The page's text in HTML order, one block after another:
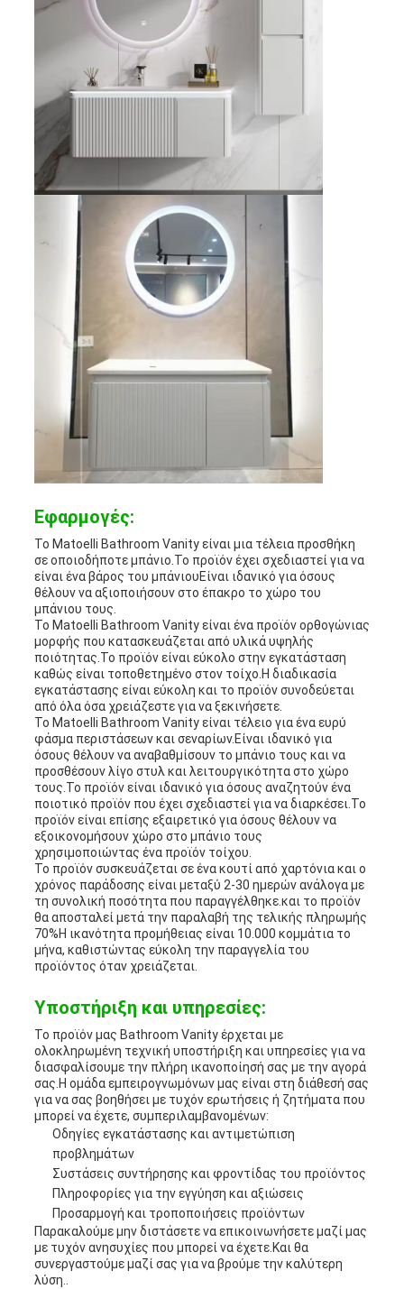
Εφαρμογές:
Το Matoelli Bathroom Vanity είναι μια τέλεια προσθήκη
σε οποιοδήποτε μπάνιο.Το προϊόν έχει σχεδιαστεί για να
είναι ένα βάρος του μπάνιουΕίναι ιδανικό για όσους
θέλουν να αξιοποιήσουν στο έπακρο το χώρο του
μπάνιου τους.
Το Matoelli Bathroom Vanity είναι ένα προϊόν ορθογώνιας
μορφής που κατασκευάζεται από υλικά υψηλής
ποιότητας.Το προϊόν είναι εύκολο στην εγκατάσταση
καθώς είναι τοποθετημένο στον τοίχο.Η διαδικασία
εγκατάστασης είναι εύκολη και το προϊόν συνοδεύεται
από όλα όσα χρειάζεστε για να ξεκινήσετε.
Το Matoelli Bathroom Vanity είναι τέλειο για ένα ευρύ
φάσμα περιστάσεων και σεναρίων.Είναι ιδανικό για
όσους θέλουν να αναβαθμίσουν το μπάνιο τους και να
προσθέσουν λίγο στυλ και λειτουργικότητα στο χώρο
τους.Το προϊόν είναι ιδανικό για όσους αναζητούν ένα
ποιοτικό προϊόν που έχει σχεδιαστεί για να διαρκέσει.Το
προϊόν είναι επίσης εξαιρετικό για όσους θέλουν να
εξοικονομήσουν χώρο στο μπάνιο τους
χρησιμοποιώντας ένα προϊόν τοίχου.
Το προϊόν συσκευάζεται σε ένα κουτί από χαρτόνια και ο
χρόνος παράδοσης είναι μεταξύ 2-30 ημερών ανάλογα με
τη συνολική ποσότητα που παραγγέλθηκε.και το προϊόν
θα αποσταλεί μετά την παραλαβή της τελικής πληρωμής
70%Η ικανότητα προμήθειας είναι 10.000 κομμάτια το
μήνα, καθιστώντας εύκολη την παραγγελία του
προϊόντος όταν χρειάζεται.
Υποστήριξη και υπηρεσίες:
Το προϊόν μας Bathroom Vanity έρχεται με
ολοκληρωμένη τεχνική υποστήριξη και υπηρεσίες για να
διασφαλίσουμε την πλήρη ικανοποίησή σας με την αγορά
σας.Η ομάδα εμπειρογνωμόνων μας είναι στη διάθεσή σας
για να σας βοηθήσει με τυχόν ερωτήσεις ή ζητήματα που
μπορεί να έχετε, συμπεριλαμβανομένων:
Οδηγίες εγκατάστασης και αντιμετώπιση
προβλημάτων
Συστάσεις συντήρησης και φροντίδας του προϊόντος
Πληροφορίες για την εγγύηση και αξιώσεις
Προσαρμογή και τροποποιήσεις προϊόντων
Παρακαλούμε μην διστάσετε να επικοινωνήσετε μαζί μας
με τυχόν ανησυχίες που μπορεί να έχετε.Και θα
συνεργαστούμε μαζί σας για να βρούμε την καλύτερη
λύση..